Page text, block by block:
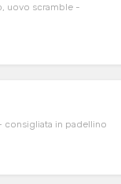
uovo scramble -
Zucca, pancetta Az Agr Favero, Burrata DOP, anacardi, pepe lungo - consigliata in padellino